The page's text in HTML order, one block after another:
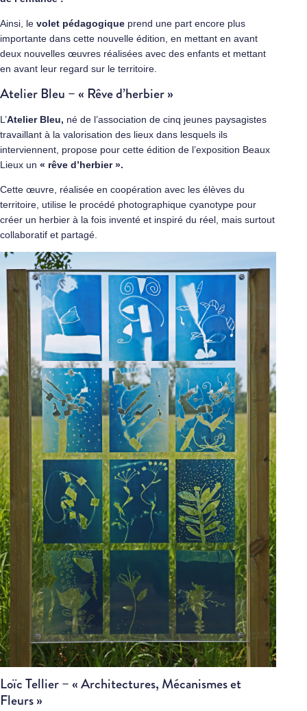
Ainsi, le volet pédagogique prend une part encore plus
importante dans cette nouvelle édition, en mettant en avant
deux nouvelles œuvres réalisées avec des enfants et mettant
en avant leur regard sur le territoire.
Atelier Bleu – « Rêve d’herbier »
L’Atelier Bleu, né de l’association de cinq jeunes paysagistes
travaillant à la valorisation des lieux dans lesquels ils
interviennent, propose pour cette édition de l’exposition Beaux
Lieux un « rêve d’herbier ».
Cette œuvre, réalisée en coopération avec les élèves du
territoire, utilise le procédé photographique cyanotype pour
créer un herbier à la fois inventé et inspiré du réel, mais surtout
collaboratif et partagé.
Loïc Tellier – « Architectures, Mécanismes et
Fleurs »